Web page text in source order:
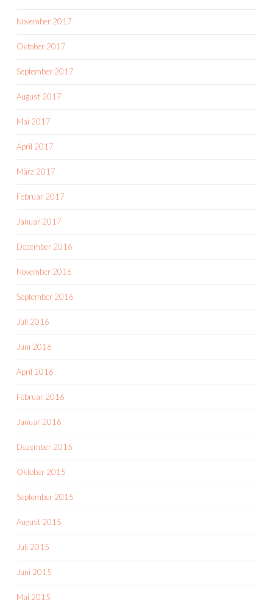
November 2017
Oktober 2017
September 2017
August 2017
Mai 2017
April 2017
März 2017
Februar 2017
Januar 2017
Dezember 2016
November 2016
September 2016
Juli 2016
Juni 2016
April 2016
Februar 2016
Januar 2016
Dezember 2015
Oktober 2015
September 2015
August 2015
Juli 2015
Juni 2015
Mai 2015